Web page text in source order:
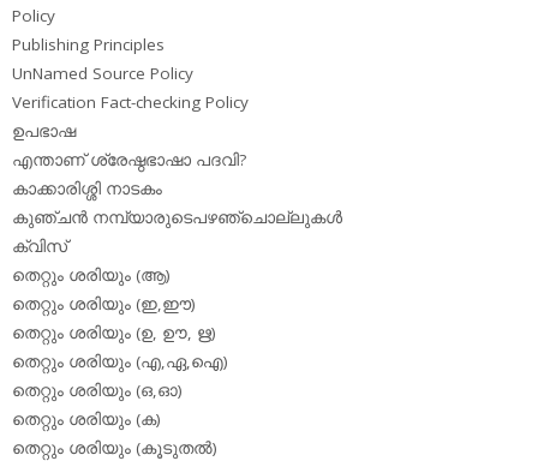
Policy
Publishing Principles
UnNamed Source Policy
Verification Fact-checking Policy
ഉപഭാഷ
എന്താണ് ശ്രേഷ്ഠഭാഷാ പദവി?
കാക്കാരിശ്ശി നാടകം
കുഞ്ചന്‍ നമ്പ്യാരുടെപഴഞ്ചൊല്ലുകള്‍
ക്വിസ്
തെറ്റും ശരിയും (ആ)
തെറ്റും ശരിയും (ഇ,ഈ)
തെറ്റും ശരിയും (ഉ, ഊ, ഋ)
തെറ്റും ശരിയും (എ,ഏ,ഐ)
തെറ്റും ശരിയും (ഒ,ഓ)
തെറ്റും ശരിയും (ക)
തെറ്റും ശരിയും (കൂടുതല്‍)